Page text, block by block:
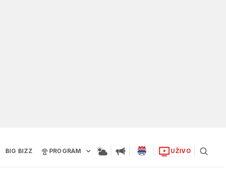
BIG BIZZ PROGRAM UŽIVO